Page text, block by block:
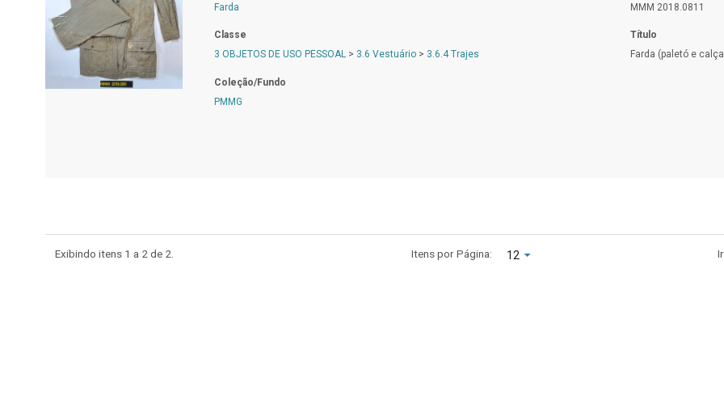
Farda
Classe
3 OBJETOS DE USO PESSOAL > 3.6 Vestuário > 3.6.4 Trajes
Coleção/Fundo
PMMG
MMM 2018.0811
Título
Farda (paletó e
Exibindo itens 1 a 2 de 2. Itens por Página: